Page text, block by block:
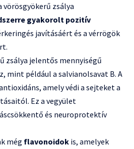
zsálya
gyakorolt pozitív
javításáért és a vérrögök
zsálya jelentős mennyiségű
mint például a salvianolsavat B. A
amely védi a sejteket a
Ez a vegyület
és neuroprotektív
még flavonoidok is, amelyek